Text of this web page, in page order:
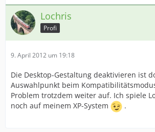
Lochris
Profi
9. April 2012 um 19:18
Die Desktop-Gestaltung deaktivieren ist
Auswahlpunkt beim
Problem trotzdem weiter auf. Ich spiele
noch auf meinem XP-System
.